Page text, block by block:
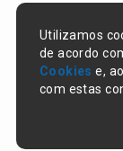
Utilizamos
de acordo
Cookies e,
com estas